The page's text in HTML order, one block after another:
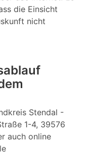
die Einsicht
nicht
Stendal -
1-4, 39576
auch online